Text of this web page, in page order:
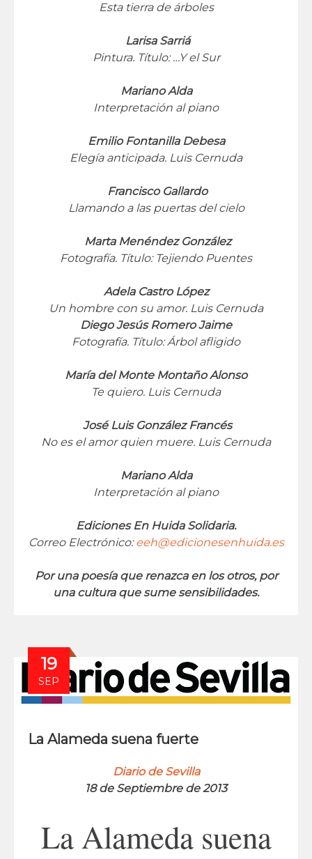
Esta tierra de árboles
Larisa Sarriá
Pintura. Título: …Y el Sur
Mariano Alda
Interpretación al piano
Emilio Fontanilla Debesa
Elegía anticipada. Luis Cernuda
Francisco Gallardo
Llamando a las puertas del cielo
Marta Menéndez González
Fotografía. Título: Tejiendo Puentes
Adela Castro López
Un hombre con su amor. Luis Cernuda
Diego Jesús Romero Jaime
Fotografía. Título: Árbol afligido
María del Monte Montaño Alonso
Te quiero. Luis Cernuda
José Luis González Francés
No es el amor quien muere. Luis Cernuda
Mariano Alda
Interpretación al piano
Ediciones En Huida Solidaria.
Correo Electrónico:eeh@edicionesenhuida.es
Por una poesía que renazca en los otros, por
una cultura que sume sensibilidades.
19
SEP
La Alameda suena fuerte
Diario de Sevilla
18 de Septiembre de 2013
La Alameda suena